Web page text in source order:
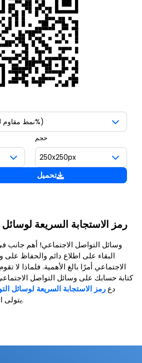
حجم
تحميل
رمز الاستجابة السريعة
وسائل التواصل الاجتماعي! أهم جانب
البقاء على اطلاع دائم والحفاظ
الاجتماعي أمرًا بالغ الأهمية. فلماذا لا
كتابة حسابك على وسائل التواصل الاجتماعي
دع رمز الاستجابة السريعة لوسائل
يتولى الأمر.